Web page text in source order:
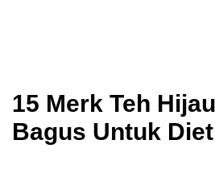
15 Merk Teh
Bagus Untuk Diet